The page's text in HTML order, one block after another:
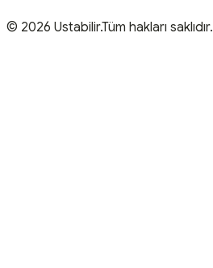
© 2026 Ustabilir.Tüm hakları saklıdır.